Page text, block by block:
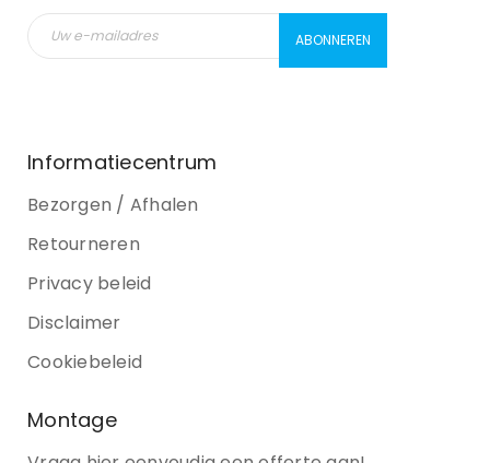
Informatiecentrum
Bezorgen / Afhalen
Retourneren
Privacy beleid
Disclaimer
Cookiebeleid
Montage